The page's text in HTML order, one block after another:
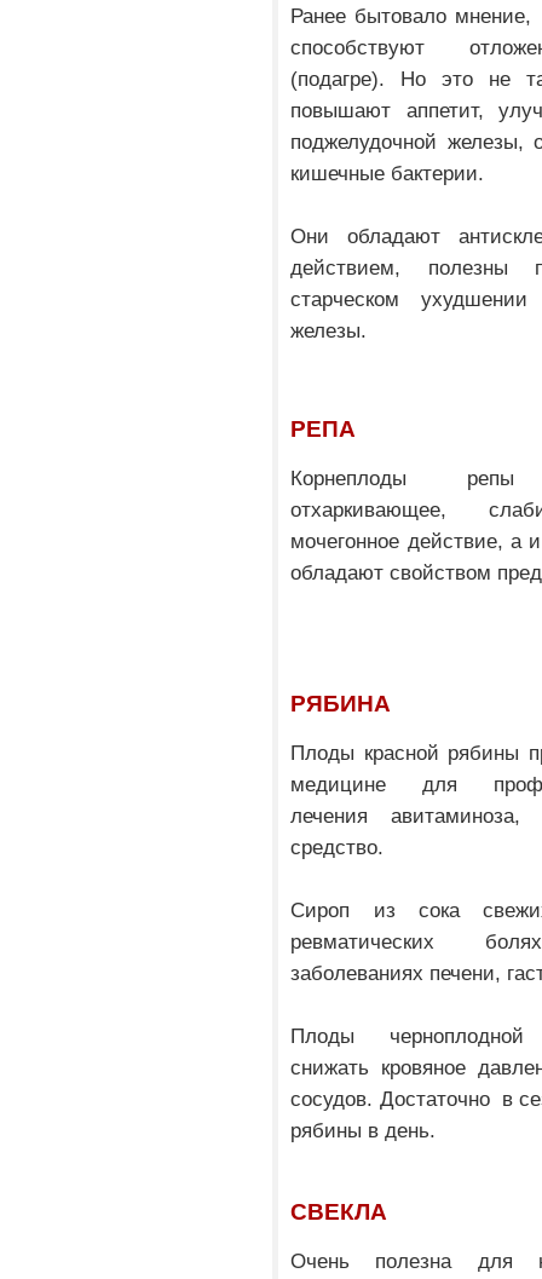
Ранее бытовало мнение,
способствуют
(подагре). Но это не
повышают аппетит,
поджелудочной железы,
кишечные бактерии.
Они обладают
действием, полезны
старческом
железы.
РЕПА
Корнеплоды репы
отхаркивающее,
мочегонное действие, а
обладают свойством
РЯБИНА
Плоды красной рябины
медицине для
лечения
средство.
Сироп из сока
ревматических
заболеваниях печени,
Плоды
снижать кровяное
сосудов. Достаточно в
рябины в день.
СВЕКЛА
Очень полезна для